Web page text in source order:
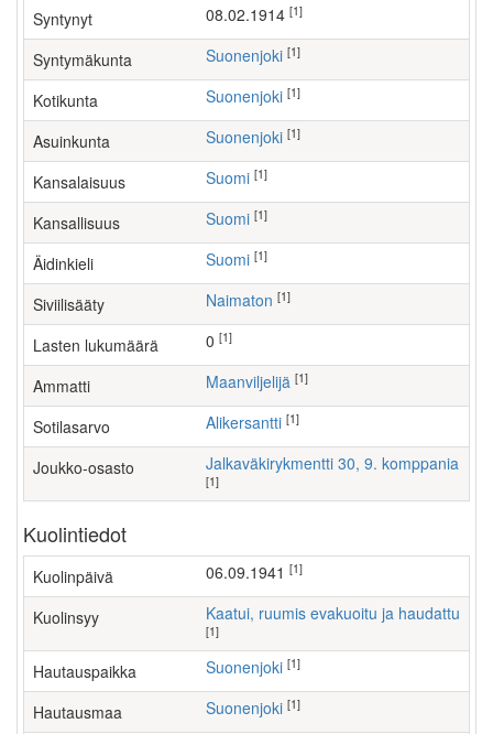
Syntynyt 08.02.1914 [1]
Syntymäkunta Suonenjoki [1]
Kotikunta Suonenjoki [1]
Asuinkunta Suonenjoki [1]
Kansalaisuus Suomi [1]
Kansallisuus Suomi [1]
Äidinkieli Suomi [1]
Siviilisääty Naimaton [1]
Lasten lukumäärä [1]
Ammatti maanviljelijä [1]
Sotilasarvo Alikersantti [1]
Joukko-osasto Jalkaväkirykmentti 30, 9. komppania
[1]
Kuolintiedot
Kuolinpäivä 06.09.1941 [1]
Kuolinsyy Kaatui, ruumis evakuoitu ja haudattu
[1]
Hautauspaikka Suonenjoki [1]
Hautausmaa Suonenjoki [1]